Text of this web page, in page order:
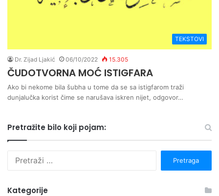
TEKSTOVI
Dr. Zijad Ljakić 06/10/2022 15.305
ČUDOTVORNA MOĆ ISTIGFARA
Ako bi nekome bila šubha u tome da se sa istigfarom traži
dunjalučka korist čime se narušava iskren nijet, odgovor…
Pretražite bilo koji pojam:
Kategorije